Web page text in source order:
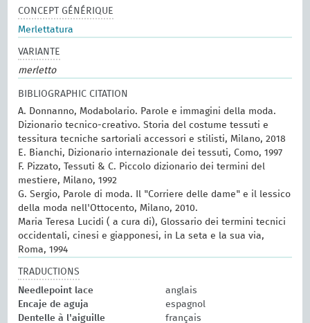
CONCEPT GÉNÉRIQUE
Merlettatura
VARIANTE
merletto
BIBLIOGRAPHIC CITATION
A. Donnanno, Modabolario. Parole e immagini della moda.
Dizionario tecnico-creativo. Storia del costume tessuti e
tessitura tecniche sartoriali accessori e stilisti, Milano, 2018
E. Bianchi, Dizionario internazionale dei tessuti, Como, 1997
F. Pizzato, Tessuti & C. Piccolo dizionario dei termini del
mestiere, Milano, 1992
G. Sergio, Parole di moda. Il "Corriere delle dame" e il lessico
della moda nell'Ottocento, Milano, 2010.
Maria Teresa Lucidi ( a cura di), Glossario dei termini tecnici
occidentali, cinesi e giapponesi, in La seta e la sua via,
Roma, 1994
TRADUCTIONS
Needlepoint lace
anglais
Encaje de aguja
espagnol
Dentelle à l'aiguille
français